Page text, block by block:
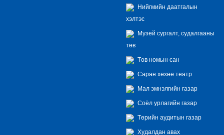
Нийгмийн даатгалын
хэлтэс
Музей сургалт, судалгааны
төв
Төв номын сан
Саран хөхөө театр
Мал эмнэлгийн газар
Соёл урлагийн газар
Төрийн аудитын газар
Худалдан авах